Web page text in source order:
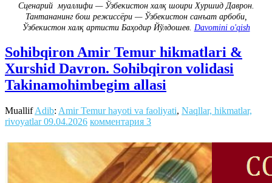
Сценарий муаллифи — Ўзбекистон халқ шоири Хуршид Даврон.
Тантананинг бош режиссёри — Ўзбекистон санъат арбоби,
Ўзбекистон халқ артисти Баҳодир Йўлдошев. Davomini o'qish
Sohibqiron Amir Temur hikmatlari &
Xurshid Davron. Sohibqiron volidasi
Takinamohimbegim allasi
MuallifAdib: Amir Temur hayoti va faoliyati, Naqllar, hikmatlar,
rivoyatlar 09.04.2026 комментария 3